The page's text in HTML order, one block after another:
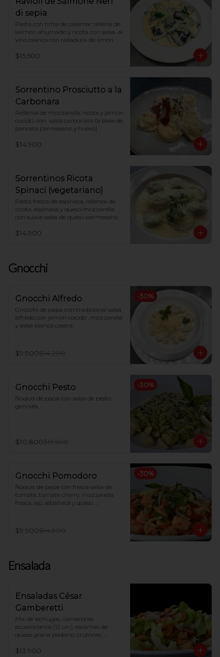
di sepia
Pasta con tinta de calamar rellena de
salmón ahumado y ricota con salsa  al
vino blanco con ralladura de limón
$15.500
Sorrentino Prosciutto a la
Carbonara
Rellenos de mozzarella, ricota y jamón
cocido, con  salsa carbonara (a base de
panceta parmesano y huevo)
$14.900
Sorrentinos Ricota
Spinaci (vegetariano)
Pasta fresca de espinaca, rellenos de
ricota, espinaca y queso mozzarella
con suave salsa de queso parmesano
$14.900
Gnocchi
-30%
Gnocchi Alfredo
Gnocchi de papa con tradicional salsa
alfredo con jamón cocido , mozzarella
y salsa blanca casera
$9.900$14.200
-30%
Gnocchi Pesto
Ñoquis de papa con salsa de pesto
genovés.
$10.800$15.500
-30%
Gnocchi Pomodoro
Ñoquis de papa con fresca salsa de
tomate, tomate cherry, mozzarella
fresca, ajo, albahaca y queso
$9.900$14.200
Ensalada
Ensaladas César
Gamberetti
Mix de lechugas, camarones
ecuatorianos (12 un.), escamas de
queso grana padano, crutones,
$13.900